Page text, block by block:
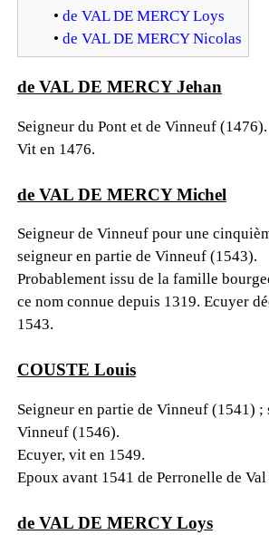
• de VAL DE MERCY Loys
• de VAL DE MERCY Nicolas
de VAL DE MERCY Jehan
Seigneur du Pont et de Vinneuf (1476).
Vit en 1476.
de VAL DE MERCY Michel
Seigneur de Vinneuf pour une
seigneur en partie de Vinneuf (1543).
Probablement issu de la famille
ce nom connue depuis 1319. Ecuyer
1543.
COUSTE Louis
Seigneur en partie de Vinneuf (1541) ;
Vinneuf (1546).
Ecuyer, vit en 1549.
Epoux avant 1541 de Perronelle de
de VAL DE MERCY Loys